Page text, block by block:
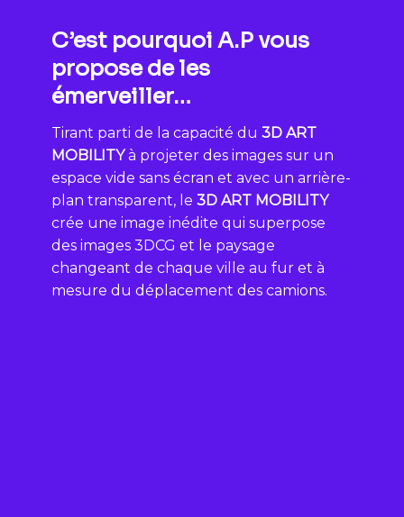
C’est pourquoi A.P vous
propose de les
émerveiller…
Tirant parti de la capacité du 3D ART
MOBILITYà projeter des images sur un
espace vide sans écran et avec un arrière-
plan transparent, le 3D ART MOBILITY
crée une image inédite qui superpose
des images 3DCG et le paysage
changeant de chaque ville au fur et à
mesure du déplacement des camions.